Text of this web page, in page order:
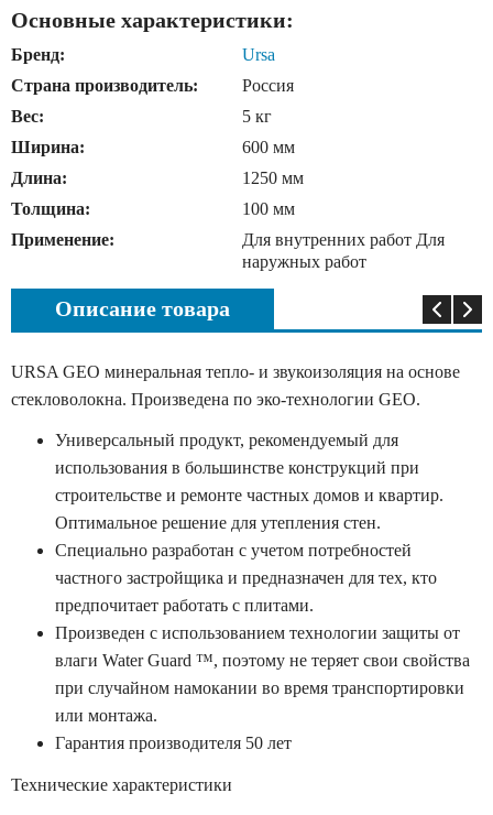
Основные характеристики:
Бренд:
Ursa
Страна производитель:
Россия
Вес:
5 кг
Ширина:
600 мм
Длина:
1250 мм
Толщина:
100 мм
Применение:
Для внутренних работ Для
наружных работ
Описание товара
URSA GEO минеральная тепло- и звукоизоляция на основе
стекловолокна. Произведена по эко-технологии GEO.
Универсальный продукт, рекомендуемый для
использования в большинстве конструкций при
строительстве и ремонте частных домов и квартир.
Оптимальное решение для утепления стен.
Специально разработан с учетом потребностей
частного застройщика и предназначен для тех, кто
предпочитает работать с плитами.
Произведен с использованием технологии защиты от
влаги Water Guard ™, поэтому не теряет свои свойства
при случайном намокании во время транспортировки
или монтажа.
Гарантия производителя 50 лет
Технические характеристики